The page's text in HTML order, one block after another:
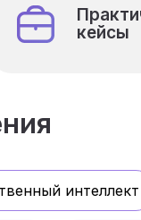
кейсы
интеллект